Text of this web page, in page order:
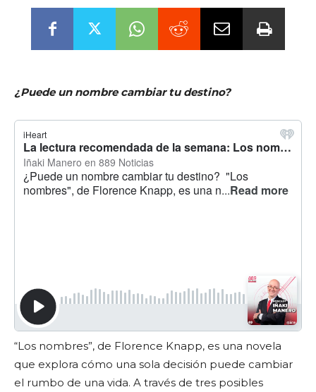
¿Puede un nombre cambiar tu destino?
“Los nombres”, de Florence Knapp, es una novela
que explora cómo una sola decisión puede cambiar
el rumbo de una vida. A través de tres posibles